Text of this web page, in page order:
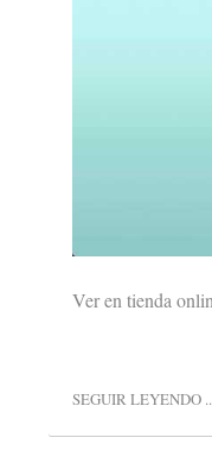
Ver en tienda
SEGUIR LEYENDO